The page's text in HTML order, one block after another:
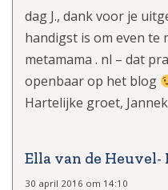
dag J., dank voor je
handigst is om even te
metamama . nl – dat
openbaar op het blog
Hartelijke groet,
Ella van de Heuvel-
30 april 2016 om 14:10